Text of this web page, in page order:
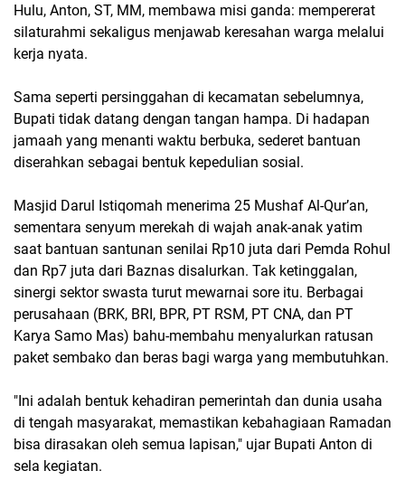
Hulu, Anton, ST, MM, membawa misi ganda: mempererat
silaturahmi sekaligus menjawab keresahan warga melalui
kerja nyata.
Sama seperti persinggahan di kecamatan sebelumnya,
Bupati tidak datang dengan tangan hampa. Di hadapan
jamaah yang menanti waktu berbuka, sederet bantuan
diserahkan sebagai bentuk kepedulian sosial.
Masjid Darul Istiqomah menerima 25 Mushaf Al-Qur’an,
sementara senyum merekah di wajah anak-anak yatim
saat bantuan santunan senilai Rp10 juta dari Pemda Rohul
dan Rp7 juta dari Baznas disalurkan. Tak ketinggalan,
sinergi sektor swasta turut mewarnai sore itu. Berbagai
perusahaan (BRK, BRI, BPR, PT RSM, PT CNA, dan PT
Karya Samo Mas) bahu-membahu menyalurkan ratusan
paket sembako dan beras bagi warga yang membutuhkan.
"Ini adalah bentuk kehadiran pemerintah dan dunia usaha
di tengah masyarakat, memastikan kebahagiaan Ramadan
bisa dirasakan oleh semua lapisan," ujar Bupati Anton di
sela kegiatan.